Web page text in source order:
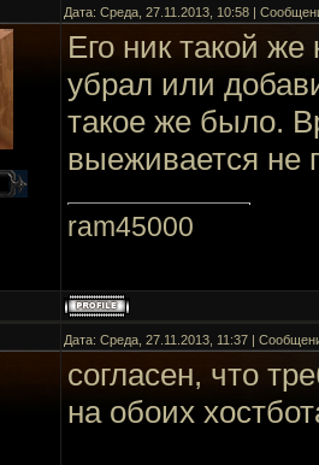
Дата: Среда, 27.11.2013, 10:58 |
Его ник такой
убрал или
такое же было.
выеживается не
ram45000
Дата: Среда, 27.11.2013, 11:37 |
согласен, что
на обоих